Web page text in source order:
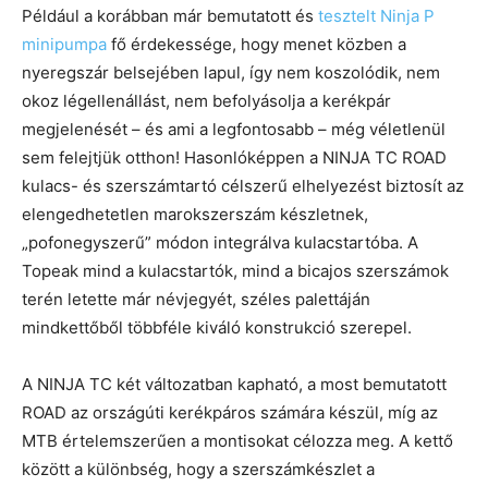
Például a korábban már bemutatott és tesztelt Ninja P
minipumpa fő érdekessége, hogy menet közben a
nyeregszár belsejében lapul, így nem koszolódik, nem
okoz légellenállást, nem befolyásolja a kerékpár
megjelenését – és ami a legfontosabb – még véletlenül
sem felejtjük otthon! Hasonlóképpen a NINJA TC ROAD
kulacs- és szerszámtartó célszerű elhelyezést biztosít az
elengedhetetlen marokszerszám készletnek,
„pofonegyszerű” módon integrálva kulacstartóba. A
Topeak mind a kulacstartók, mind a bicajos szerszámok
terén letette már névjegyét, széles palettáján
mindkettőből többféle kiváló konstrukció szerepel.
A NINJA TC két változatban kapható, a most bemutatott
ROAD az országúti kerékpáros számára készül, míg az
MTB értelemszerűen a montisokat célozza meg. A kettő
között a különbség, hogy a szerszámkészlet a